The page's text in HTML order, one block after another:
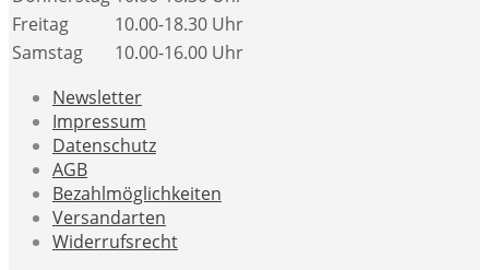
Freitag
10.00-18.30 Uhr
Samstag
10.00-16.00 Uhr
Newsletter
Impressum
Datenschutz
AGB
Bezahlmöglichkeiten
Versandarten
Widerrufsrecht